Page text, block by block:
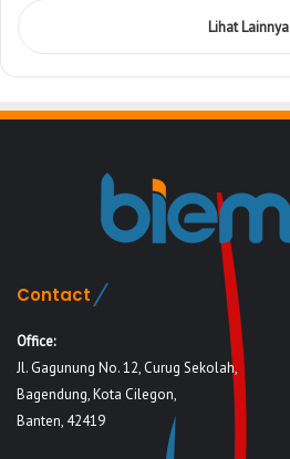
Lihat Lainnya
Contact
Office:
Jl. Gagunung No. 12, Curug Sekolah,
Bagendung, Kota Cilegon,
Banten, 42419